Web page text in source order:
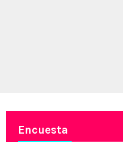
Encuesta